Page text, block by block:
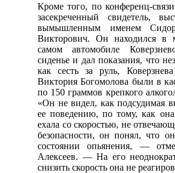
Кроме того, по конференц-
засекреченный свидетель,
вымышленным именем
Викторович. Он находился
самом автомобиле
сиденье и дал показания, что
как сесть за руль,
Виктория Богомолова были в
по 150 граммов крепкого
«Он не видел, как подсудимая
ее поведению, по тому, как
ехала со скоростью, не
безопасности, он понял, что
состоянии опьянения, —
Алексеев. — На его
снизить скорость она не